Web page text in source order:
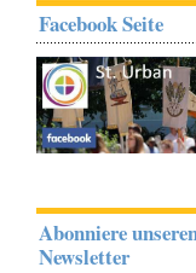
Facebook Seite
Abonniere
Newsletter